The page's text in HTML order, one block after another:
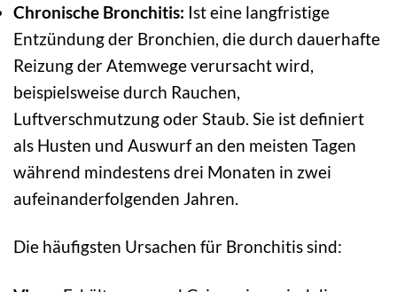
Chronische Bronchitis: Ist eine langfristige
Entzündung der Bronchien, die durch dauerhafte
Reizung der Atemwege verursacht wird,
beispielsweise durch Rauchen,
Luftverschmutzung oder Staub. Sie ist definiert
als Husten und Auswurf an den meisten Tagen
während mindestens drei Monaten in zwei
aufeinanderfolgenden Jahren.
Die häufigsten Ursachen für Bronchitis sind: